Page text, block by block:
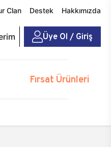
Clan Destek Hakkımızda
Üye Ol / Giriş
Fırsat Ürünleri